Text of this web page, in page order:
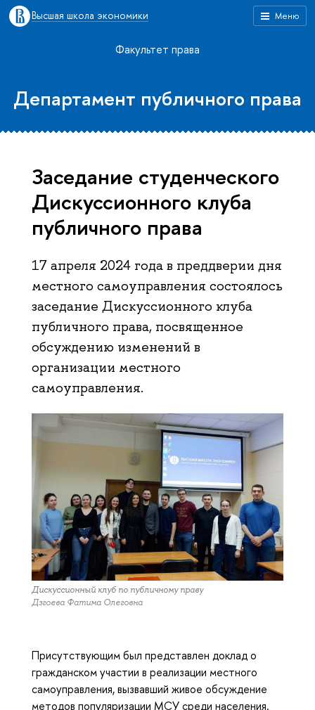
Меню
Высшая школа экономики
Факультет права
Департамент публичного права
Заседание студенческого
Дискуссионного клуба
публичного права
17 апреля 2024 года в преддверии дня
местного самоуправления состоялось
заседание Дискуссионного клуба
публичного права, посвященное
обсуждению изменений в
организации местного
самоуправления.
Дискуссионный клуб по публичному праву
Дзгоева Фатима Олеговна
Присутствующим был представлен доклад о
гражданском участии в реализации местного
самоуправления, вызвавший живое обсуждение
методов популяризации МСУ среди населения.